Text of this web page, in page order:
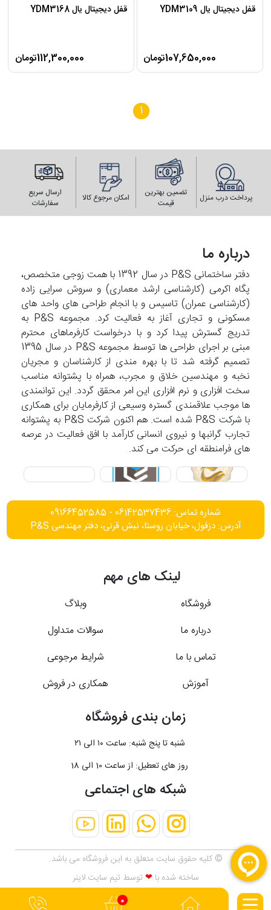
0
قفل دیجیتال یال YDM3109
107,650,000تومان
قفل دیجیتال یال YDM3168
112,300,000تومان
1
پرداخت درب منزل
تضمین بهترین
قیمت
امکان مرجوع کالا
ارسال سریع
سفارشات
درباره ما
دفتر ساختمانی P&S در سال 1392 با همت زوجی متخصص،
پگاه اکرمی (کارشناسی ارشد معماری) و سروش سرایی زاده
(کارشناسی عمران) تاسیس و با انجام طراحی های واحد های
مسکونی و تجاری آغاز به فعالیت کرد. مجموعه P&S به
تدریج گسترش پیدا کرد و با درخواست کارفرماهای محترم
مبنی بر اجرای طراحی ها توسط مجموعه P&S در سال 1395
تصمیم گرفته شد تا با بهره مندی از کارشناسان و مجریان
نخبه و مهندسین خلاق و مجرب، همراه با پشتوانه مناسب
سخت افزاری و نرم افزاری این امر محقق گردد. این توانمندی
ها موجب علاقمندی گستره وسیعی از کارفرمایان برای همکاری
با شرکت P&S شده است. هم اکنون شرکت P&S به پشتوانه
تجارب گرانبها و نیروی انسانی کارآمد با افق فعالیت در عرصه
های فرامنطقه ای حرکت می کند.
شماره تماس: 06142537436 - 09166452585
آدرس: دزفول، خیابان روستا، نبش قرنی، دفتر مهندسی P&S
لینک های مهم
فروشگاه
وبلاگ
درباره ما
سوالات متداول
تماس با ما
شرایط مرجوعی
آموزش
همکاری در فروش
زمان بندی فروشگاه
شنبه تا پنج شنبه: ساعت ۱۰ الی ۲۱
روز های تعطیل: از ساعت 10 الی 18
شبکه های اجتماعی
© کلیه حقوق سایت متعلق به این فروشگاه می باشد.
ساخته شده با ❤ توسط تیم سایت لاینر